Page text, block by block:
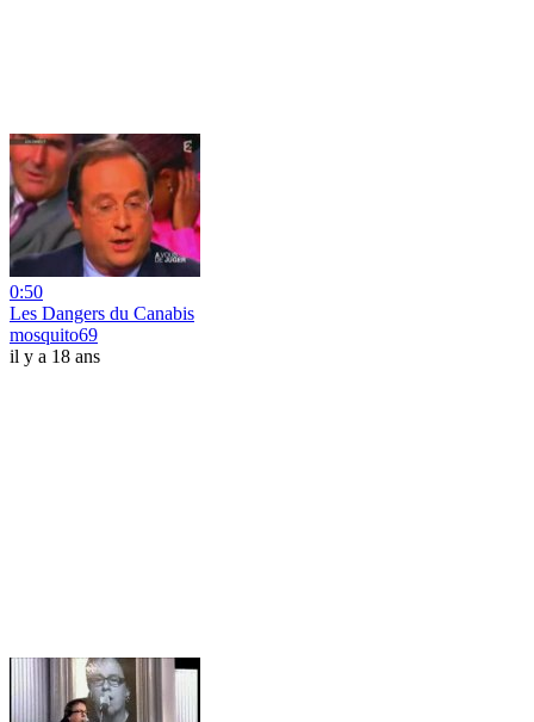
0:50
Les Dangers du Canabis
mosquito69
il y a 18 ans